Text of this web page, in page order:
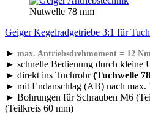
Nutwelle 78 mm
Geiger Kegelradgetriebe 3:1 für
► max. Antriebsdrehmoment = 12 Nm
► schnelle Bedienung durch kleine
► direkt ins Tuchrohr(Tuchwelle
► mit Endanschlag (AB) nach max.
► Bohrungen für Schrauben M6
(Teilkreis 60 mm)